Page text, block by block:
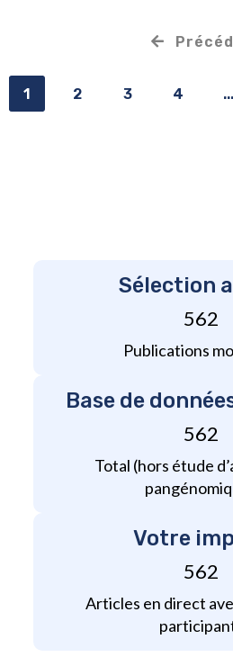
1 2 3 4 ...
Sélection
562
Publications
Base de
562
Total (hors étude
Votre
562
Articles en direct